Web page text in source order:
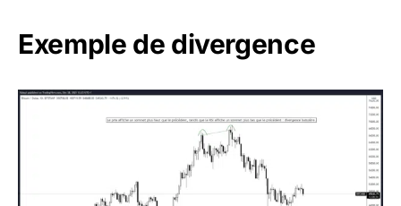
Exemple de divergence